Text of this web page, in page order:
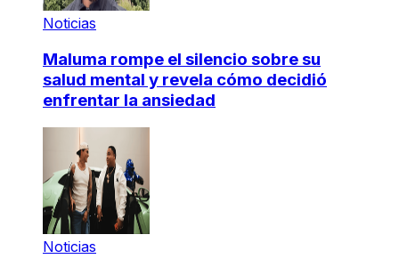
Noticias
Maluma rompe el silencio sobre su
salud mental y revela cómo decidió
enfrentar la ansiedad
Noticias